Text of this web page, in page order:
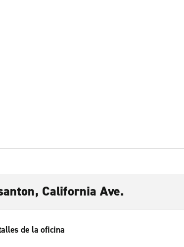
California Ave.
de la oficina